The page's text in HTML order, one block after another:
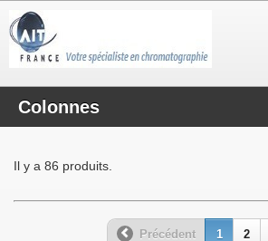
Colonnes
Il y a 86 produits.
Précédent 1 2